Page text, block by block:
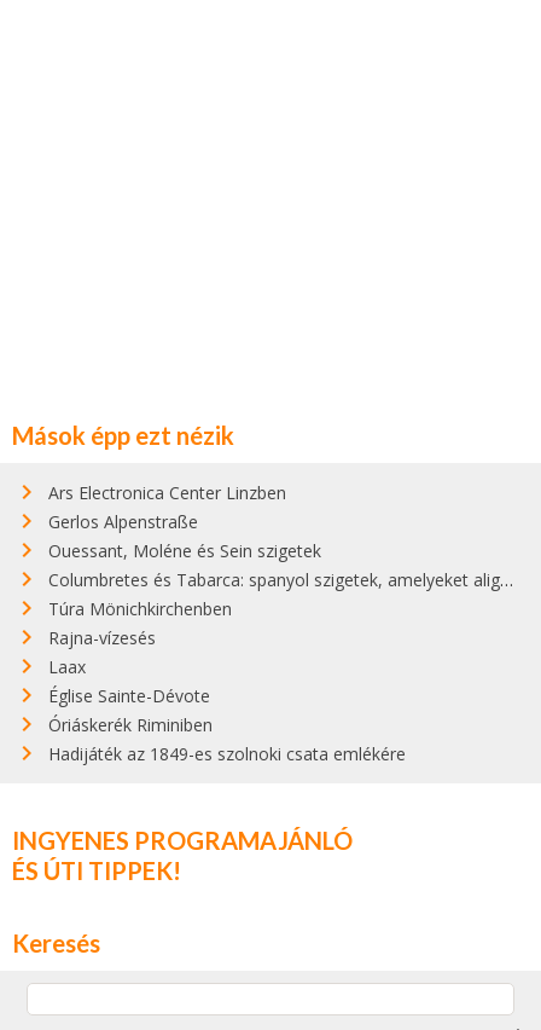
Mások épp ezt nézik
Ars Electronica Center Linzben
Gerlos Alpenstraße
Ouessant, Moléne és Sein szigetek
Columbretes és Tabarca: spanyol szigetek, amelyeket alig ismer valaki
Túra Mönichkirchenben
Rajna-vízesés
Laax
Église Sainte-Dévote
Óriáskerék Riminiben
Hadijáték az 1849-es szolnoki csata emlékére
INGYENES PROGRAMAJÁNLÓ
ÉS ÚTI TIPPEK!
Keresés